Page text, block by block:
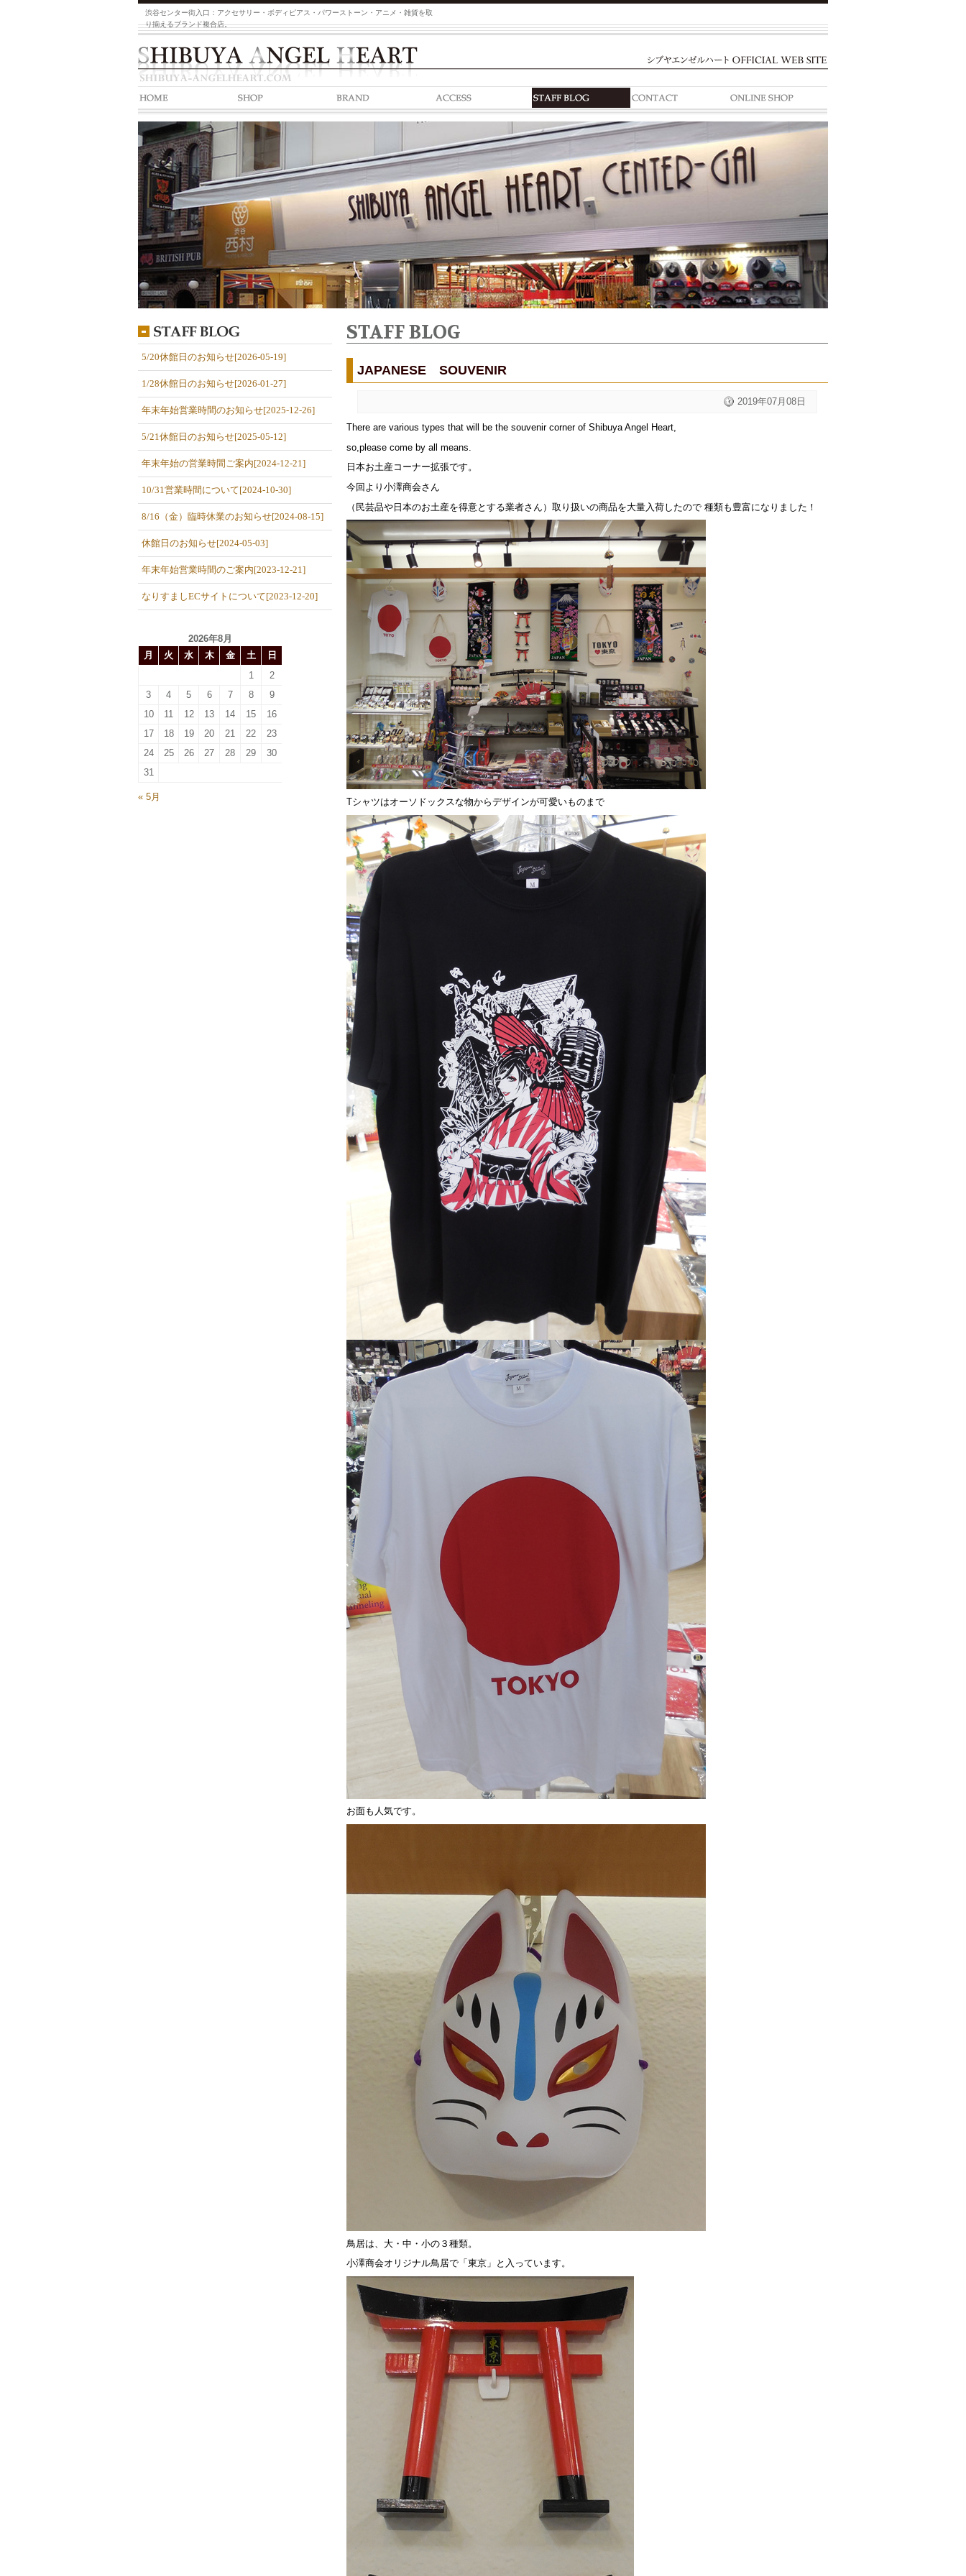
渋谷センター街入口：アクセサリー・ボディピアス・パワーストーン・アニメ・雑貨を取
り揃えるブランド複合店。
STAFF BLOG
JAPANESE SOUVENIR
2019年07月08日
There are various types that will be the souvenir corner of Shibuya Angel Heart,
so,please come by all means.
日本お土産コーナー拡張です。
今回より小澤商会さん
（民芸品や日本のお土産を得意とする業者さん）取り扱いの商品を大量入荷したので 種類も豊富になりました！
Tシャツはオーソドックスな物からデザインが可愛いものまで
お面も人気です。
鳥居は、大・中・小の３種類。
小澤商会オリジナル鳥居で「東京」と入っています。
5/20休館日のお知らせ[2026-05-19]
1/28休館日のお知らせ[2026-01-27]
年末年始営業時間のお知らせ[2025-12-26]
5/21休館日のお知らせ[2025-05-12]
年末年始の営業時間ご案内[2024-12-21]
10/31営業時間について[2024-10-30]
8/16（金）臨時休業のお知らせ[2024-08-15]
休館日のお知らせ[2024-05-03]
年末年始営業時間のご案内[2023-12-21]
なりすましECサイトについて[2023-12-20]
2026年8月
月
火 水 木 金 土
日
1
2
3
4 5 6 7 8
9
10
11 12 13 14 15
16
17
18 19 20 21 22
23
24
25 26 27 28 29
30
31
« 5月